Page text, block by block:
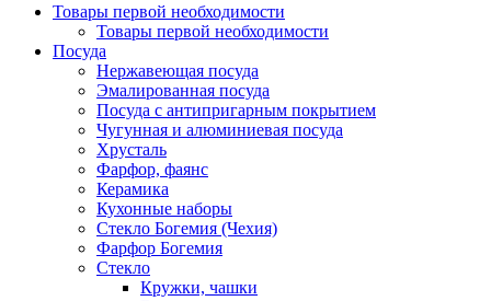
Товары первой необходимости
Товары первой необходимости
Посуда
Нержавеющая посуда
Эмалированная посуда
Посуда с антипригарным покрытием
Чугунная и алюминиевая посуда
Хрусталь
Фарфор, фаянс
Керамика
Кухонные наборы
Стекло Богемия (Чехия)
Фарфор Богемия
Стекло
Кружки, чашки